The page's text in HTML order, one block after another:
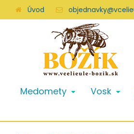
Úvod
Medomety Vosk